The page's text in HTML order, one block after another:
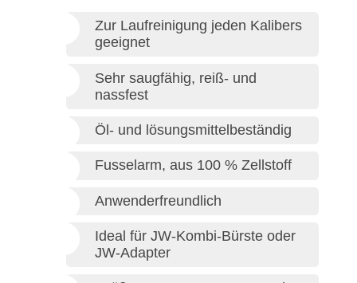
Zur Laufreinigung jeden Kalibers
geeignet
Sehr saugfähig, reiß- und
nassfest
Öl- und lösungsmittelbeständig
Fusselarm, aus 100 % Zellstoff
Anwenderfreundlich
Ideal für JW-Kombi-Bürste oder
JW-Adapter